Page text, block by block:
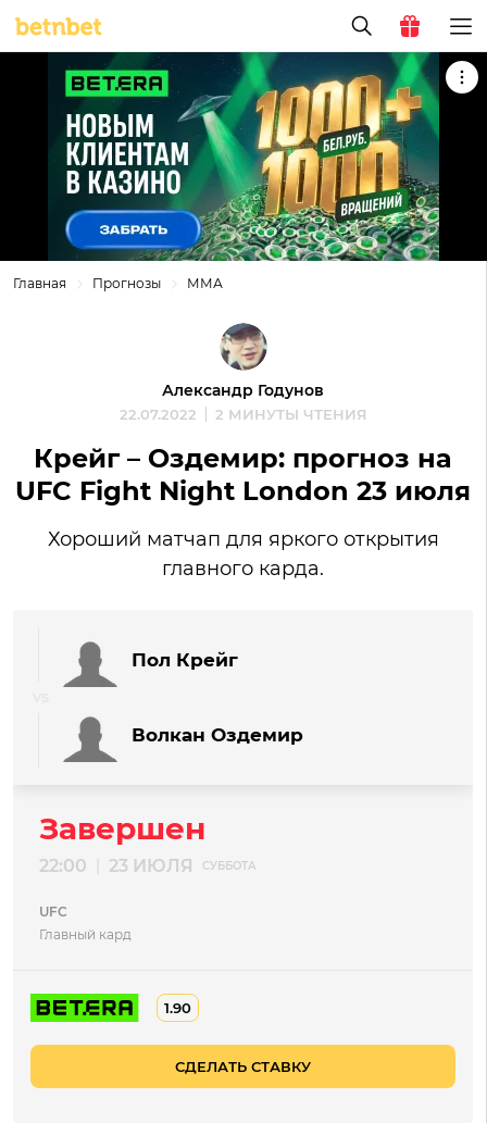
Главная Прогнозы ММА
Александр Годунов
22.07.2022 2 МИНУТЫ ЧТЕНИЯ
Крейг – Оздемир: прогноз на
UFC Fight Night London 23 июля
Хороший матчап для яркого открытия
главного карда.
Пол Крейг
Волкан Оздемир
Завершен
22:00 23 ИЮЛЯ СУББОТА
UFC
Главный кард
1.90
СДЕЛАТЬ СТАВКУ